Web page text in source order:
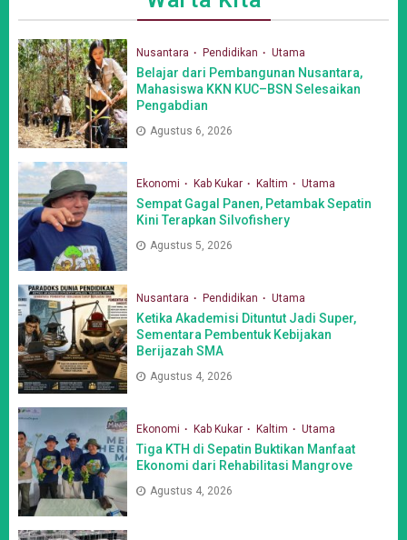
Nusantara Pendidikan Utama
Belajar dari Pembangunan Nusantara,
Mahasiswa KKN KUC–BSN Selesaikan
Pengabdian
Agustus 6, 2026
Ekonomi Kab Kukar Kaltim Utama
Sempat Gagal Panen, Petambak Sepatin
Kini Terapkan Silvofishery
Agustus 5, 2026
Nusantara Pendidikan Utama
Ketika Akademisi Dituntut Jadi Super,
Sementara Pembentuk Kebijakan
Berijazah SMA
Agustus 4, 2026
Ekonomi Kab Kukar Kaltim Utama
Tiga KTH di Sepatin Buktikan Manfaat
Ekonomi dari Rehabilitasi Mangrove
Agustus 4, 2026